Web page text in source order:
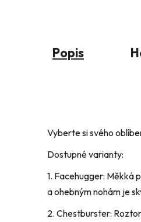
Popis
Vyberte si svého
​Dostupné varianty:
​1. Facehugger: Měkká
a ohebným nohám je
​2. Chestburster: